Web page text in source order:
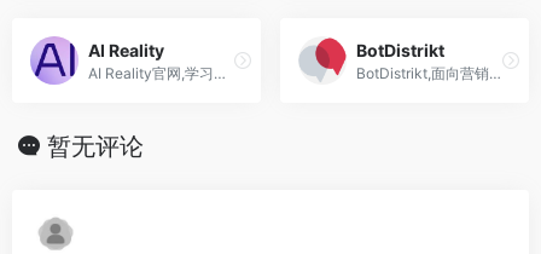
AI Reality
AI Reality官网,学习和创建增强现实与人工智能
BotDistrikt
BotDistrikt,面向营销人员、客户服务人员、数据分析师的无代码聊天机器人平台
暂无评论